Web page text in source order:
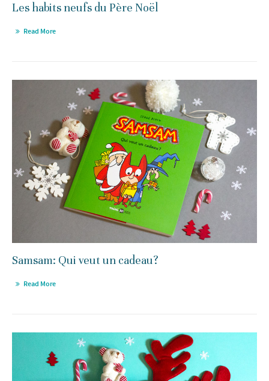
Les habits neufs du Père Noël
Read More
Samsam: Qui veut un cadeau?
Read More